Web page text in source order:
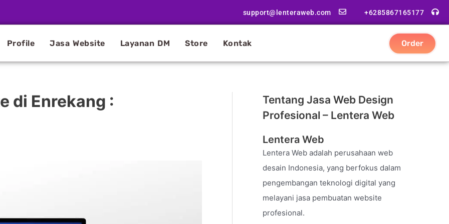
support@lenteraweb.com +6285867165177
Profile Jasa Website Layanan DM Store Kontak Order
di Enrekang :
Tentang Jasa Web Design
Profesional – Lentera Web
Lentera Web
Lentera Web adalah perusahaan web
desain Indonesia, yang berfokus dalam
pengembangan teknologi digital yang
melayani jasa pembuatan website
profesional.